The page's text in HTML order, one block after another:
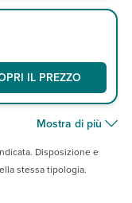
IL PREZZO
Mostra di più
Disposizione e
stessa tipologia.